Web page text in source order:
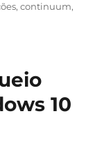
,continuum,
10